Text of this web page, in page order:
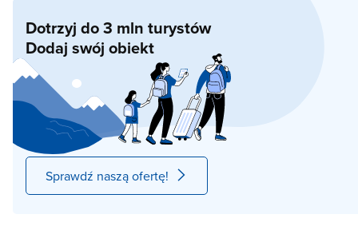
Dotrzyj do 3 mln turystów
Dodaj swój obiekt
Sprawdź naszą ofertę!